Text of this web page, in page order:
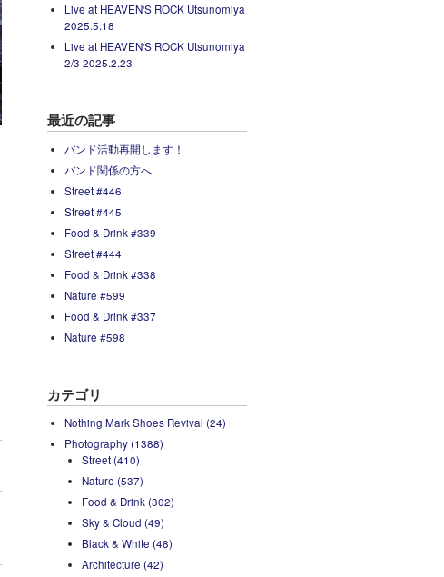
Live at HEAVEN'S ROCK Utsunomiya
2025.5.18
Live at HEAVEN'S ROCK Utsunomiya
2/3 2025.2.23
最近の記事
バンド活動再開します！
バンド関係の方へ
Street #446
Street #445
Food & Drink #339
Street #444
Food & Drink #338
Nature #599
Food & Drink #337
Nature #598
カテゴリ
Nothing Mark Shoes Revival (24)
Photography (1388)
Street (410)
Nature (537)
Food & Drink (302)
Sky & Cloud (49)
Black & White (48)
Architecture (42)